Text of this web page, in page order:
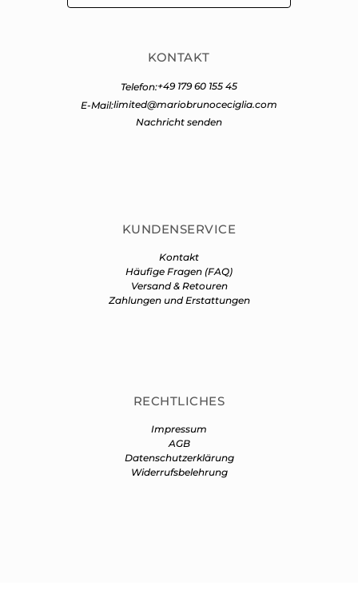
KONTAKT
Telefon:+49 179 60 155 45
E-Mail:limited@mariobrunoceciglia.com
Nachricht senden
KUNDENSERVICE
Kontakt
Häufige Fragen (FAQ)
Versand & Retouren
Zahlungen und Erstattungen
RECHTLICHES
Impressum
AGB
Datenschutzerklärung
Widerrufsbelehrung